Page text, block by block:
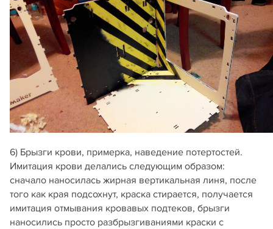
6) Брызги крови, примерка, наведение потертостей.
Имитация крови делались следующим образом:
сначало наносилась жирная вертикальная линя, после
того как края подсохнут, краска стирается, получается
имитация отмывания кровавых подтеков, брызги
наносились просто разбрызгиваниями краски с